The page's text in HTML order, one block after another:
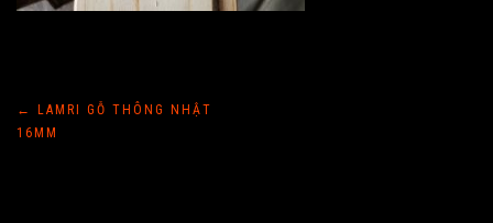
Điều
←
LAMRI GỖ THÔNG NHẬT
16MM